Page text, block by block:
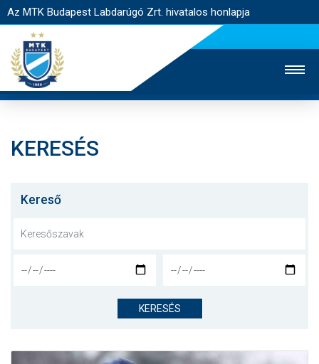
Az MTK Budapest Labdarúgó Zrt. hivatalos honlapja
JEGYÉRTÉKESÍTÉS
NYITÓLAP
CSAPATOK
KERESÉS
Kereső
KERESÉS